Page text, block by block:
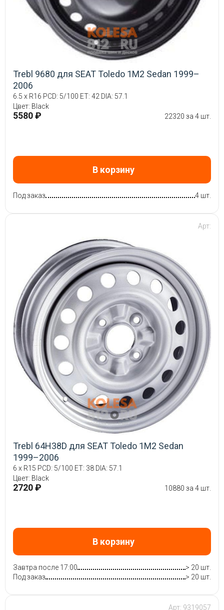
Trebl 9680 для SEAT Toledo 1M2 Sedan 1999–
2006
6.5 x R16 PCD: 5/100 ET: 42 DIA: 57.1
Цвет: Black
5580 ₽ 22320 за 4 шт.
В корзину
Под заказ 4 шт.
Арт:
Trebl 64H38D для SEAT Toledo 1M2 Sedan
1999–2006
6 x R15 PCD: 5/100 ET: 38 DIA: 57.1
Цвет: Black
2720 ₽ 10880 за 4 шт.
В корзину
Завтра после 17:00
> 20 шт.
Под заказ
> 20 шт.
Арт: 9319057